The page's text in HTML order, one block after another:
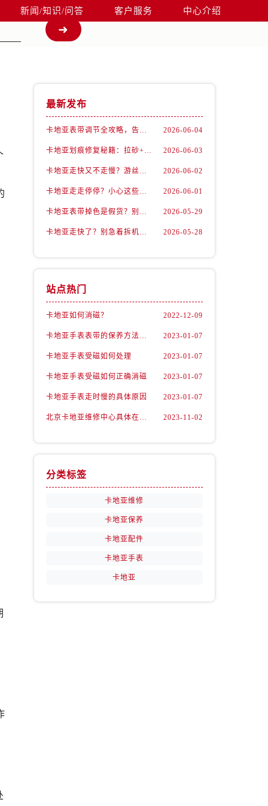
新闻/知识/问答 客户服务 中心介绍
最新发布
卡地亚表带调节全攻略，告别过短烦恼 2026-06-04
卡地亚划痕修复秘籍：拉砂+抛光双工艺还原如新 2026-06-03
卡地亚走快又不走慢？游丝问题你了解多少？ 2026-06-02
卡地亚走走停停？小心这些隐藏杀手 2026-06-01
卡地亚表带掉色是假货？别急，可能是这些日常习惯惹的祸 2026-05-29
卡地亚走快了？别急着拆机，先做这一步 2026-05-28
站点热门
卡地亚如何消磁？ 2022-12-09
卡地亚手表表带的保养方法有哪些？ 2023-01-07
卡地亚手表受磁如何处理 2023-01-07
卡地亚手表受磁如何正确消磁 2023-01-07
卡地亚手表走时慢的具体原因 2023-01-07
北京卡地亚维修中心具体在哪里？ 2023-11-02
分类标签
卡地亚维修
卡地亚保养
卡地亚配件
卡地亚手表
卡地亚